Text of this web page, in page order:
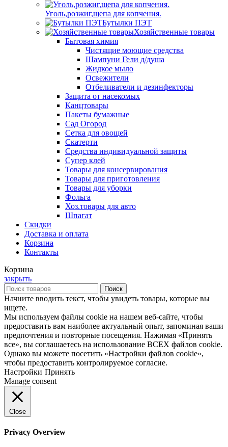
Уголь,розжиг,щепа для копчения.
Бутылки ПЭТ
Хозяйственные товары
Бытовая химия
Чистящие моющие средства
Шампуни Гели д/душа
Жидкое мыло
Освежители
Отбеливатели и дезинфекторы
Защита от насекомых
Канцтовары
Пакеты бумажные
Сад Огород
Сетка для овощей
Скатерти
Средства индивидуальной защиты
Супер клей
Товары для консервирования
Товары для приготовления
Товары для уборки
Фольга
Хоз.товары для авто
Шпагат
Скидки
Доставка и оплата
Корзина
Контакты
Корзина
закрыть
Поиск
Начните вводить текст, чтобы увидеть товары, которые вы
ищете.
Мы используем файлы cookie на нашем веб-сайте, чтобы
предоставить вам наиболее актуальный опыт, запоминая ваши
предпочтения и повторные посещения. Нажимая «Принять
все», вы соглашаетесь на использование ВСЕХ файлов cookie.
Однако вы можете посетить «Настройки файлов cookie»,
чтобы предоставить контролируемое согласие.
Настройки Принять
Manage consent
Close
Privacy Overview